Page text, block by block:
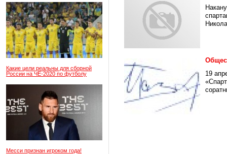
Какие цели реальны для сборной
России на ЧЕ-2020 по футболу
Месси признан игроком года!
19